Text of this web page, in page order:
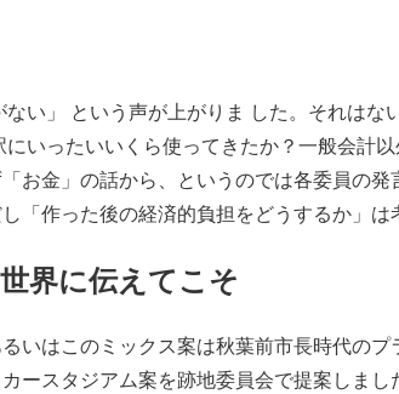
い」 という声が上がりま した。それはな
いったいいくら使ってきたか？一般会計
お金」の話から、というのでは各委員の
「作った後の経済的負担をどうするか」は
界に伝えてこそ
いはこのミックス案は秋葉前市長時代の
ースタジアム案を跡地委員会で提案しまし